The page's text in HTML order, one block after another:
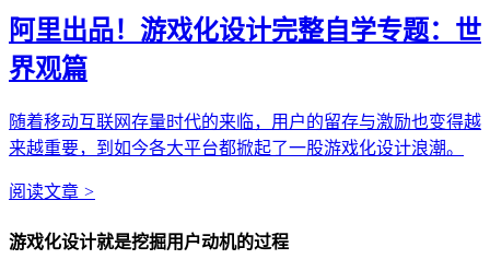
阿里出品！游戏化设计完整自学专题：世
界观篇
随着移动互联网存量时代的来临，用户的留存与激励也变得越
来越重要，到如今各大平台都掀起了一股游戏化设计浪潮。
阅读文章 >
游戏化设计就是挖掘用户动机的过程